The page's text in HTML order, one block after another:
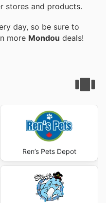
stores and products.
day, so be sure to
more Mondou deals!
Ren’s Pets Depot